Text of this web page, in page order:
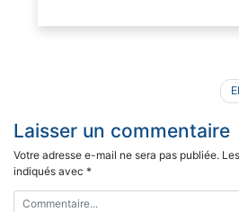
l’article
Laisser un commentaire
Votre adresse e-mail ne sera pas publiée.
indiqués avec *